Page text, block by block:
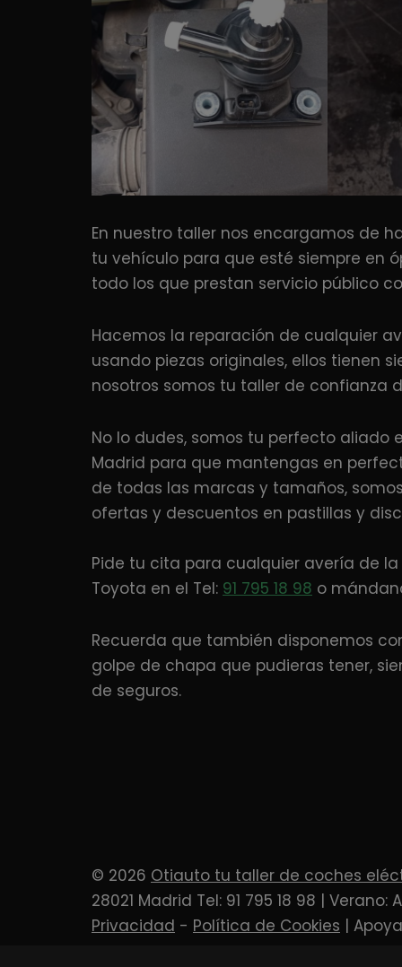
En nuestro taller nos encargamos de
tu vehículo para que esté siempre en
todo los que prestan servicio público
Hacemos la reparación de cualquier
usando piezas originales, ellos tienen
nosotros somos tu taller de confianza
No lo dudes, somos tu perfecto aliado
Madrid para que mantengas en
de todas las marcas y tamaños,
ofertas y descuentos en pastillas y
Pide tu cita para cualquier avería de
Toyota en el Tel: 91 795 18 98 o
Recuerda que también disponemos
golpe de chapa que pudieras tener,
de seguros.
© 2026 Otiauto tu taller de coches
28021 Madrid Tel: 91 795 18 98 |
Privacidad - Política de Cookies |